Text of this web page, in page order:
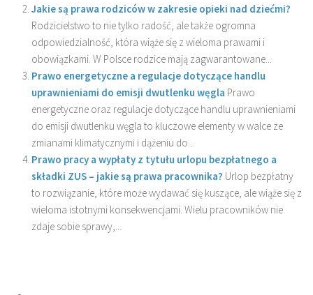
Jakie są prawa rodziców w zakresie opieki nad dziećmi?
Rodzicielstwo to nie tylko radość, ale także ogromna
odpowiedzialność, która wiąże się z wieloma prawami i
obowiązkami. W Polsce rodzice mają zagwarantowane...
Prawo energetyczne a regulacje dotyczące handlu
uprawnieniami do emisji dwutlenku węgla Prawo
energetyczne oraz regulacje dotyczące handlu uprawnieniami
do emisji dwutlenku węgla to kluczowe elementy w walce ze
zmianami klimatycznymi i dążeniu do...
Prawo pracy a wypłaty z tytułu urlopu bezpłatnego a
składki ZUS – jakie są prawa pracownika? Urlop bezpłatny
to rozwiązanie, które może wydawać się kuszące, ale wiąże się z
wieloma istotnymi konsekwencjami. Wielu pracowników nie
zdaje sobie sprawy,...